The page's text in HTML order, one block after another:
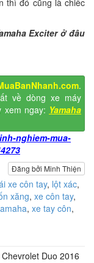
Exciter ở đâu
.
về dòng xe máy
xem ngay: Yamaha
nghiem-mua-
Đăng bởi Minh Thiện
xe côn tay, lột xác,
xăng, xe côn tay,
, xe tay côn,
Duo 2016